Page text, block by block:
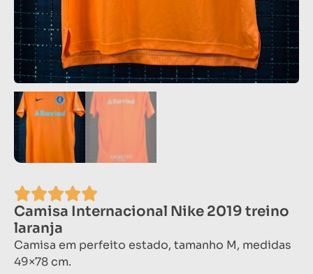
Camisa Internacional Nike 2019 treino
laranja
Camisa em perfeito estado, tamanho M, medidas
49×78 cm.